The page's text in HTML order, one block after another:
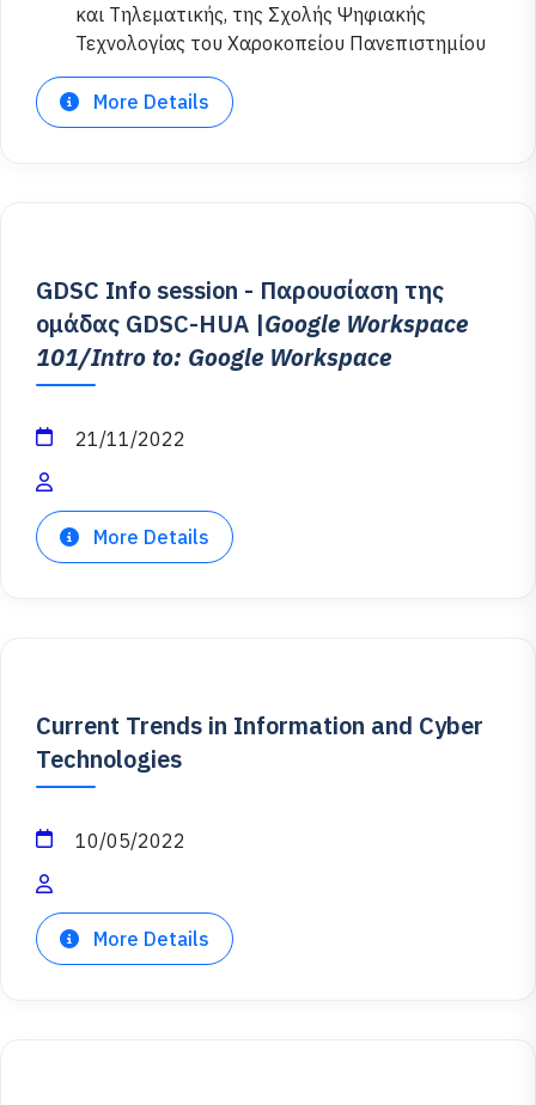
και Τηλεματικής, της Σχολής Ψηφιακής
Τεχνολογίας του Χαροκοπείου Πανεπιστημίου
More Details
GDSC Info session - Παρουσίαση της
ομάδας GDSC-HUA |Google Workspace
101/Intro to: Google Workspace
21/11/2022
More Details
Current Trends in Information and Cyber
Technologies
10/05/2022
More Details